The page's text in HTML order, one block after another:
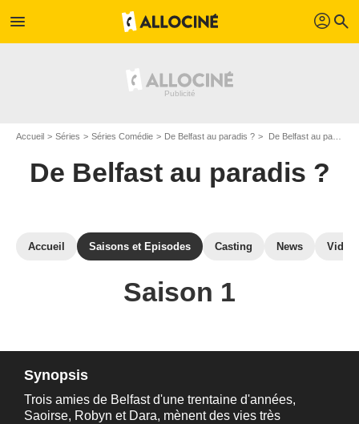
menu profil search
Accueil Séries Séries Comédie De Belfast au paradis ? De Belfast au paradis ? : Episodes de la saison 1
De Belfast au paradis ?
Accueil Saisons et Episodes Casting News
Saison 1
Synopsis
Trois amies de Belfast d'une trentaine d'années,
Saoirse, Robyn et Dara, mènent des vies très